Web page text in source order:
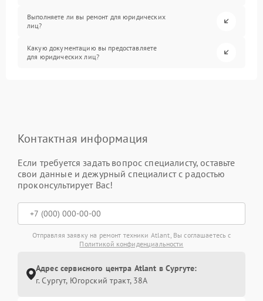
Выполняете ли вы ремонт для юридических
лиц?
Какую документацию вы предоставляете
для юридических лиц?
Контактная информация
Если требуется задать вопрос специалисту, оставьте
свои данные и дежурный специалист с радостью
проконсультирует Вас!
Отправляя заявку на ремонт техники Atlant, Вы соглашаетесь с
Политикой конфиденциальности
Адрес сервисного центра Atlant в Сургуте:
г. Сургут, Югорский тракт, 38А